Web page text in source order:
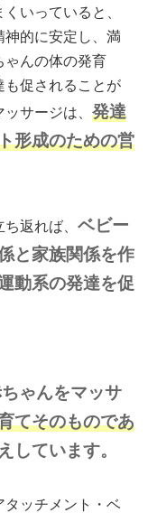
いっていると、
的に安定し、満
ゃんの体の発育
も促されることが
ッサージは、発達
形成のための営
ち返れば、ベビー
と家族関係を作
動系の発達を促
ゃんをマッサ
てそのものであ
しています。
タッチメント・ベ